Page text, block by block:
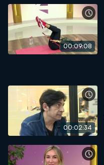
00:09:08
00:02:34